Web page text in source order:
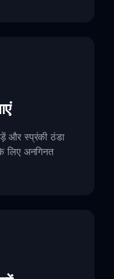
और स्प्रंकी ठंडा
लिए अनगिनत